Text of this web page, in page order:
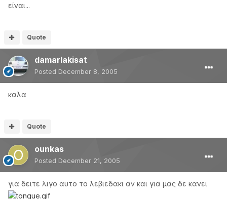
είναι...
Quote
damarlakisat
Posted December 8, 2005
καλα
Quote
ounkas
Posted December 21, 2005
για δειτε λιγο αυτο το λεβιεδακι αν και για μας δε κανει